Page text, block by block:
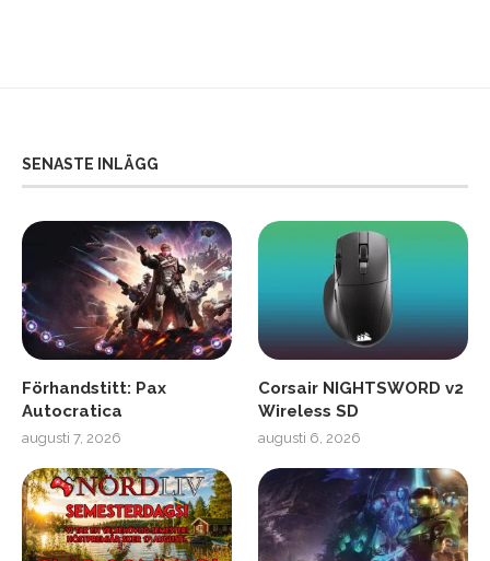
SENASTE INLÄGG
Förhandstitt: Pax
Autocratica
augusti 7, 2026
Corsair NIGHTSWORD v2
Wireless SD
augusti 6, 2026